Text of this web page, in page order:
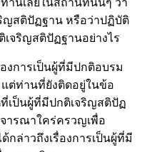
ญสติปัฏฐาน หรือว่าปฏิบัติ
จริญสติปัฏฐานอย่างไร
งการเป็นผู้ที่มีปกติอบรม
ต่ท่านที่ยังติดอยู่ในข้อ
เป็นผู้ที่มีปกติเจริญสติปัฏ
ารณาใคร่ครวญเพื่อ
ล่าวถึงเรื่องการเป็นผู้ที่มี